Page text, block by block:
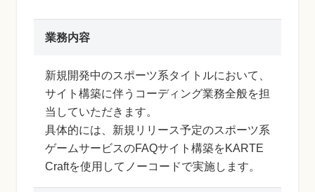
業務内容
新規開発中のスポーツ系タイトルにおいて、
サイト構築に伴うコーディング業務全般を担
当していただきます。
具体的には、新規リリース予定のスポーツ系
ゲームサービスのFAQサイト構築をKARTE
Craftを使用してノーコードで実施します。